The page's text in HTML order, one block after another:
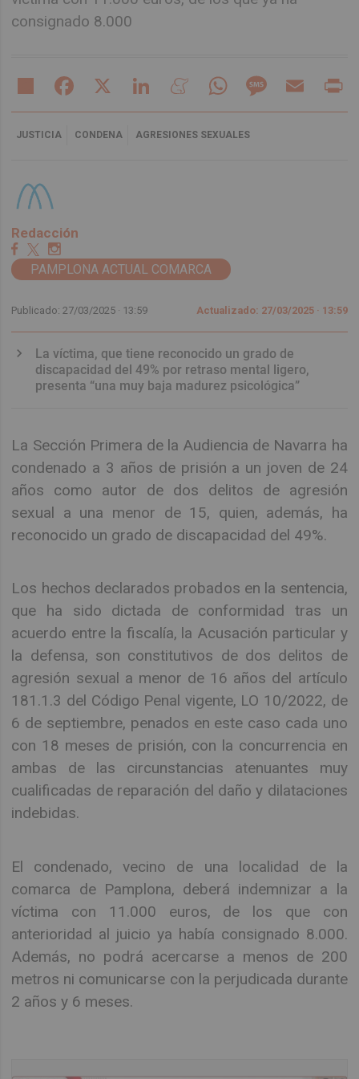
consignado 8.000
Share Facebook LinkedIn MeneameWhatsAppMessageEmail
JUSTICIA CONDENA AGRESIONES SEXUALES
Redacción
PAMPLONA ACTUAL COMARCA
Publicado: 27/03/2025 · 13:59 Actualizado: 27/03/2025 · 13:59
La víctima, que tiene reconocido un grado de
discapacidad del 49% por retraso mental ligero,
presenta “una muy baja madurez psicológica”
La Sección Primera de la Audiencia de Navarra ha
condenado a 3 años de prisión a un joven de 24
años como autor de dos delitos de agresión
sexual a una menor de 15, quien, además, ha
reconocido un grado de discapacidad del 49%.
Los hechos declarados probados en la sentencia,
que ha sido dictada de conformidad tras un
acuerdo entre la fiscalía, la Acusación particular y
la defensa, son constitutivos de dos delitos de
agresión sexual a menor de 16 años del artículo
181.1.3 del Código Penal vigente, LO 10/2022, de
6 de septiembre, penados en este caso cada uno
con 18 meses de prisión, con la concurrencia en
ambas de las circunstancias atenuantes muy
cualificadas de reparación del daño y dilataciones
indebidas.
El condenado, vecino de una localidad de la
comarca de Pamplona, deberá indemnizar a la
víctima con 11.000 euros, de los que con
anterioridad al juicio ya había consignado 8.000.
Además, no podrá acercarse a menos de 200
metros ni comunicarse con la perjudicada durante
2 años y 6 meses.